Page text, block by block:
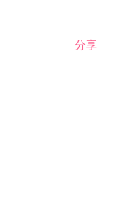
分享